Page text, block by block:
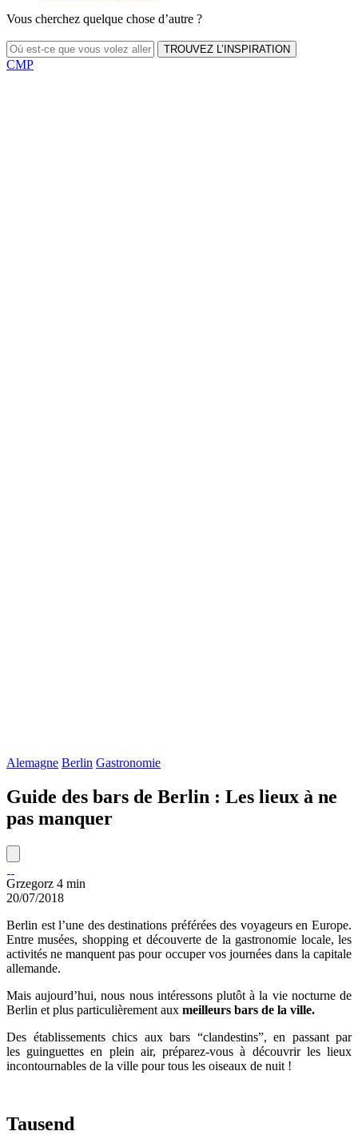
Vous cherchez quelque chose d’autre ?
TROUVEZ L’INSPIRATION
CMP
Alemagne Berlin Gastronomie
Guide des bars de Berlin : Les lieux à ne
pas manquer
Grzegorz 4 min
20/07/2018
Berlin est l’une des destinations préférées des voyageurs en Europe.
Entre musées, shopping et découverte de la gastronomie locale, les
activités ne manquent pas pour occuper vos journées dans la capitale
allemande.
Mais aujourd’hui, nous nous intéressons plutôt à la vie nocturne de
Berlin et plus particulièrement aux meilleurs bars de la ville.
Des établissements chics aux bars “clandestins”, en passant par
les guinguettes en plein air, préparez-vous à découvrir les lieux
incontournables de la ville pour tous les oiseaux de nuit !
Tausend